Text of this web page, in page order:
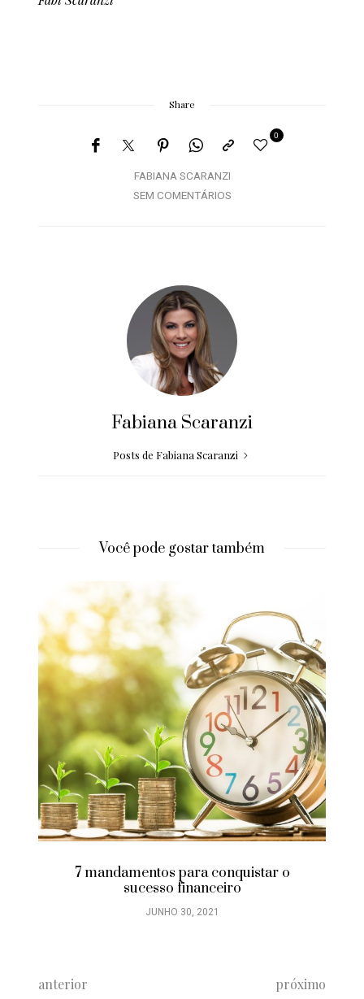
Share
FABIANA SCARANZI
0
SEM COMENTÁRIOS
Fabiana Scaranzi
Posts de Fabiana Scaranzi
Você pode gostar também
7 mandamentos para conquistar o
sucesso financeiro
JUNHO 30, 2021
anterior próximo